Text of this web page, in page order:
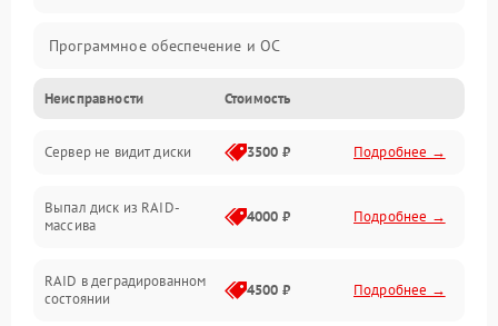
Программное обеспечение и ОС
Охлаждение и температура
Материнская плата и процессор
Сеть и коммуникации
Неисправности Стоимость
Сервер не видит диски 3500 ₽ Подробнее →
Выпал диск из RAID-
массива
4000 ₽ Подробнее →
RAID в деградированном
состоянии
4500 ₽ Подробнее →